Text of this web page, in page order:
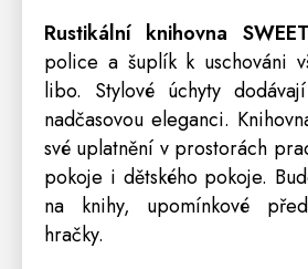
Rustikální knihovna
police a šuplík k uschováni
libo. Stylové úchyty
nadčasovou eleganci.
své uplatnění v prostorách
pokoje i dětského pokoje.
na knihy, upomínkové
hračky.